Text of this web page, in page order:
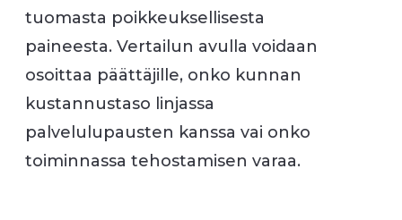
tuomasta poikkeuksellisesta
paineesta. Vertailun avulla voidaan
osoittaa päättäjille, onko kunnan
kustannustaso linjassa
palvelulupausten kanssa vai onko
toiminnassa tehostamisen varaa.